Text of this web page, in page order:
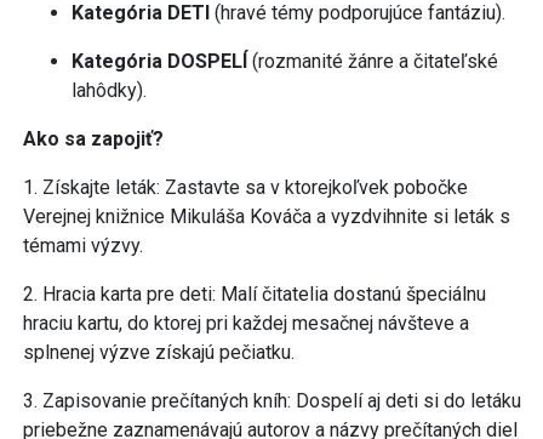
Kategória DETI (hravé témy podporujúce fantáziu).
Kategória DOSPELÍ (rozmanité žánre a čitateľské
lahôdky).
Ako sa zapojiť?
1. Získajte leták: Zastavte sa v ktorejkoľvek pobočke
Verejnej knižnice Mikuláša Kováča a vyzdvihnite si leták s
témami výzvy.
2. Hracia karta pre deti: Malí čitatelia dostanú špeciálnu
hraciu kartu, do ktorej pri každej mesačnej návšteve a
splnenej výzve získajú pečiatku.
3. Zapisovanie prečítaných kníh: Dospelí aj deti si do letáku
priebežne zaznamenávajú autorov a názvy prečítaných diel